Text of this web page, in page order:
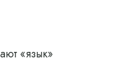
«язык»